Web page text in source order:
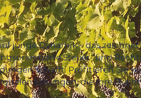
junge Dynamik – das zeichnet
Steuer- und
schafft. Profitieren Sie
Lösungen, die Ihre